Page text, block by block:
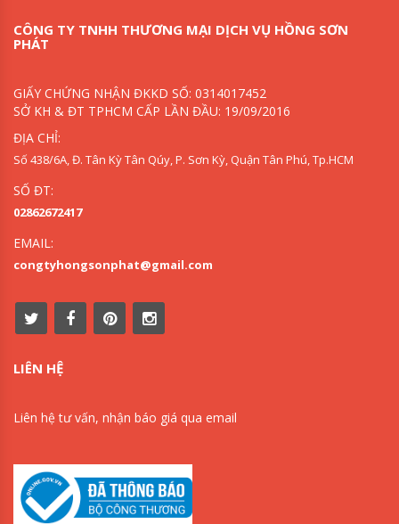
CÔNG TY TNHH THƯƠNG MẠI DỊCH VỤ HỒNG SƠN
PHÁT
GIẤY CHỨNG NHẬN ĐKKD SỐ: 0314017452
SỞ KH & ĐT TPHCM CẤP LẦN ĐẦU: 19/09/2016
ĐỊA CHỈ:
Số 438/6A, Đ. Tân Kỳ Tân Qúy, P. Sơn Kỳ, Quận Tân Phú, Tp.HCM
SỐ ĐT:
02862672417
EMAIL:
congtyhongsonphat@gmail.com
LIÊN HỆ
Liên hệ tư vấn, nhận báo giá qua email